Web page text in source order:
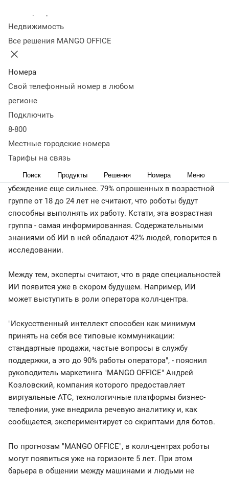
Недвижимость
Все решения MANGO OFFICE
Номера
Свой телефонный номер в любом
регионе
Подключить
8-800
Местные городские номера
Тарифы на связь
Поиск Продукты Решения Номера Меню
заменить
искусственный
интеллект
30 января 202016 178
У большинства россиян появление искусственного
интеллекта (ИИ) на рынке труда не вызывает тревоги,
следует из материалов исследования Всероссийского
центра изучения общественного мнения (ВЦИОМ).
68% населения не опасаются замещения человека
технологиями в своей профессии. Среди молодежи это
убеждение еще сильнее. 79% опрошенных в возрастной
группе от 18 до 24 лет не считают, что роботы будут
способны выполнять их работу. Кстати, эта возрастная
группа - самая информированная. Содержательными
знаниями об ИИ в ней обладают 42% людей, говорится в
исследовании.
Между тем, эксперты считают, что в ряде специальностей
ИИ появится уже в скором будущем. Например, ИИ
может выступить в роли оператора колл-центра.
"Искусственный интеллект способен как минимум
принять на себя все типовые коммуникации:
стандартные продажи, частые вопросы в службу
поддержки, а это до 90% работы оператора", - пояснил
руководитель маркетинга "MANGO OFFICE" Андрей
Козловский, компания которого предоставляет
виртуальные АТС, технологичные платформы бизнес-
телефонии, уже внедрила речевую аналитику и, как
сообщается, экспериментирует со скриптами для ботов.
По прогнозам "MANGO OFFICE", в колл-центрах роботы
могут появиться уже на горизонте 5 лет. При этом
барьера в общении между машинами и людьми не